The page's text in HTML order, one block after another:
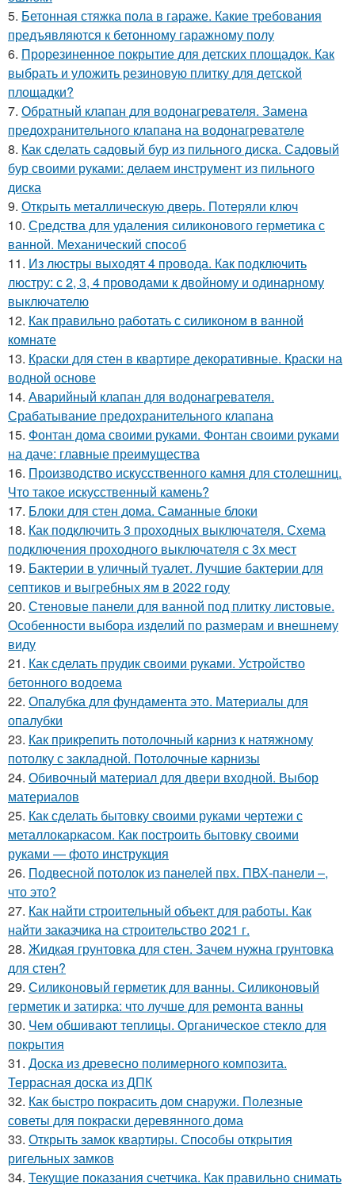
5. Бетонная стяжка пола в гараже. Какие требования
предъявляются к бетонному гаражному полу
6. Прорезиненное покрытие для детских площадок. Как
выбрать и уложить резиновую плитку для детской
площадки?
7. Обратный клапан для водонагревателя. Замена
предохранительного клапана на водонагревателе
8. Как сделать садовый бур из пильного диска. Садовый
бур своими руками: делаем инструмент из пильного
диска
9. Открыть металлическую дверь. Потеряли ключ
10. Средства для удаления силиконового герметика с
ванной. Механический способ
11. Из люстры выходят 4 провода. Как подключить
люстру: с 2, 3, 4 проводами к двойному и одинарному
выключателю
12. Как правильно работать с силиконом в ванной
комнате
13. Краски для стен в квартире декоративные. Краски на
водной основе
14. Аварийный клапан для водонагревателя.
Срабатывание предохранительного клапана
15. Фонтан дома своими руками. Фонтан своими руками
на даче: главные преимущества
16. Производство искусственного камня для столешниц.
Что такое искусственный камень?
17. Блоки для стен дома. Саманные блоки
18. Как подключить 3 проходных выключателя. Схема
подключения проходного выключателя с 3х мест
19. Бактерии в уличный туалет. Лучшие бактерии для
септиков и выгребных ям в 2022 году
20. Стеновые панели для ванной под плитку листовые.
Особенности выбора изделий по размерам и внешнему
виду
21. Как сделать прудик своими руками. Устройство
бетонного водоема
22. Опалубка для фундамента это. Материалы для
опалубки
23. Как прикрепить потолочный карниз к натяжному
потолку с закладной. Потолочные карнизы
24. Обивочный материал для двери входной. Выбор
материалов
25. Как сделать бытовку своими руками чертежи с
металлокаркасом. Как построить бытовку своими
руками — фото инструкция
26. Подвесной потолок из панелей пвх. ПВХ-панели –,
что это?
27. Как найти строительный объект для работы. Как
найти заказчика на строительство 2021 г.
28. Жидкая грунтовка для стен. Зачем нужна грунтовка
для стен?
29. Силиконовый герметик для ванны. Силиконовый
герметик и затирка: что лучше для ремонта ванны
30. Чем обшивают теплицы. Органическое стекло для
покрытия
31. Доска из древесно полимерного композита.
Террасная доска из ДПК
32. Как быстро покрасить дом снаружи. Полезные
советы для покраски деревянного дома
33. Открыть замок квартиры. Способы открытия
ригельных замков
34. Текущие показания счетчика. Как правильно снимать